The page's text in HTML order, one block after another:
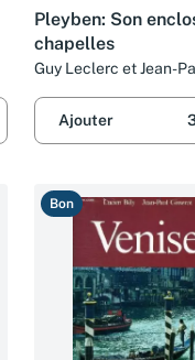
Pleyben: Son
chapelles
Guy Leclerc et Jean-
Ajouter
Bon